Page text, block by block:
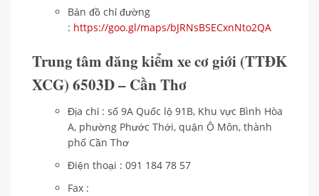
Bản đồ chỉ đường
: https://goo.gl/maps/bJRNsBSECxnNto2QA
Trung tâm đăng kiểm xe cơ giới (TTĐK
XCG) 6503D – Cần Thơ
Địa chỉ : số 9A Quốc lộ 91B, Khu vực Bình Hòa
A, phường Phước Thới, quận Ô Môn, thành
phố Cần Thơ
Điện thoại : 091 184 78 57
Fax :